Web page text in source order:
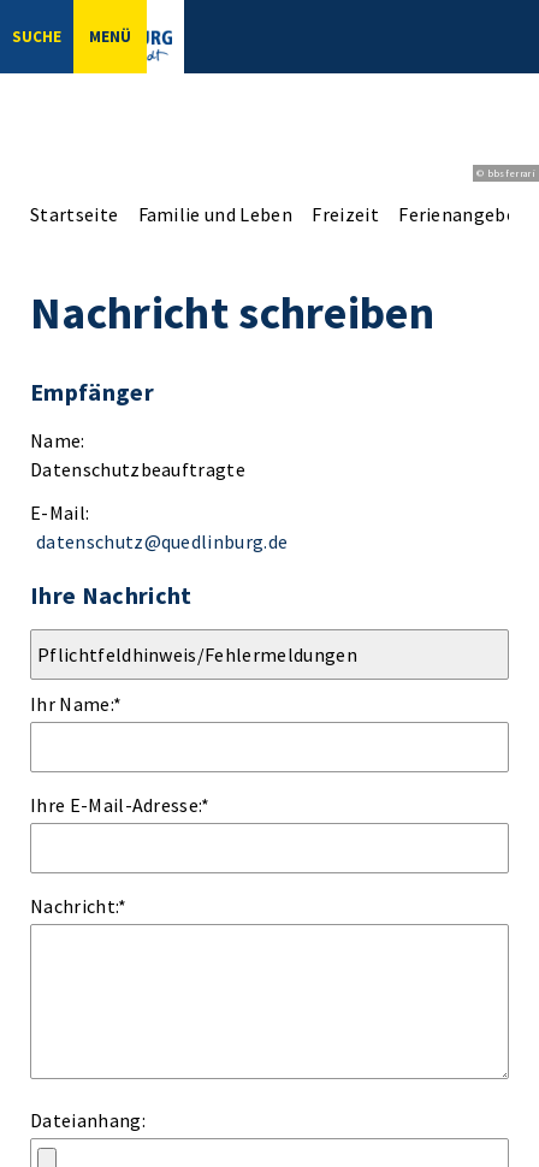
SUCHE MENÜ
© bbsferrari
Startseite Familie und Leben Freizeit Ferienangebote
Nachricht schreiben
Empfänger
Name:
Datenschutzbeauftragte
E-Mail:
datenschutz@quedlinburg.de
Ihre Nachricht
Ihr Name:*
Ihre E-Mail-Adresse:*
Nachricht:*
Dateianhang: